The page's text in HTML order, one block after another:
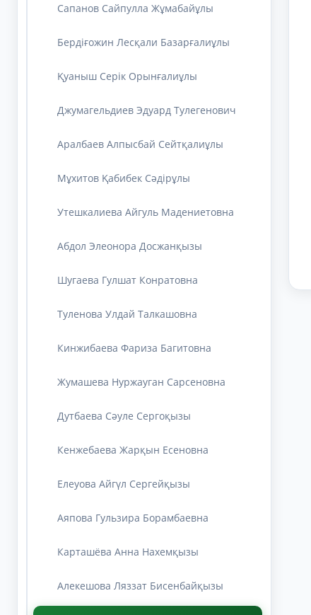
Сапанов Сайпулла Жұмабайұлы
Бердіғожин Лесқали Базарғалиұлы
Қуаныш Серік Орынғалиұлы
Джумагельдиев Эдуард Тулегенович
Аралбаев Алпысбай Сейтқалиұлы
Мұхитов Қабибек Сәдірұлы
Утешкалиева Айгуль Мадениетовна
Абдол Элеонора Досжанқызы
Шугаева Гулшат Конратовна
Туленова Улдай Талкашовна
Кинжибаева Фариза Багитовна
Жумашева Нуржауган Сарсеновна
Дутбаева Сәуле Сергоқызы
Кенжебаева Жарқын Есеновна
Елеуова Айгүл Сергейқызы
Аяпова Гульзира Борамбаевна
Карташёва Анна Нахемқызы
Алекешова Ляззат Бисенбайқызы